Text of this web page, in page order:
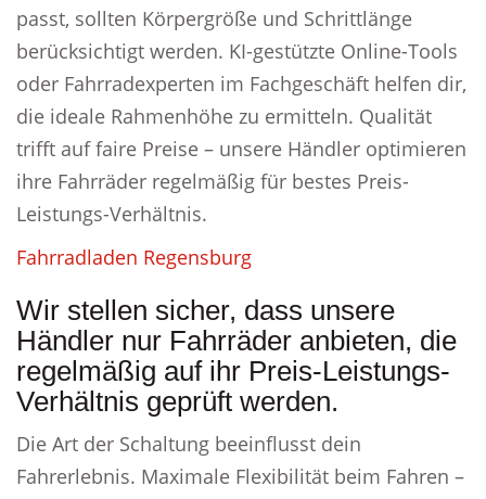
passt, sollten Körpergröße und Schrittlänge
berücksichtigt werden. KI-gestützte Online-Tools
oder Fahrradexperten im Fachgeschäft helfen dir,
die ideale Rahmenhöhe zu ermitteln. Qualität
trifft auf faire Preise – unsere Händler optimieren
ihre Fahrräder regelmäßig für bestes Preis-
Leistungs-Verhältnis.
Fahrradladen Regensburg
Wir stellen sicher, dass unsere
Händler nur Fahrräder anbieten, die
regelmäßig auf ihr Preis-Leistungs-
Verhältnis geprüft werden.
Die Art der Schaltung beeinflusst dein
Fahrerlebnis. Maximale Flexibilität beim Fahren –